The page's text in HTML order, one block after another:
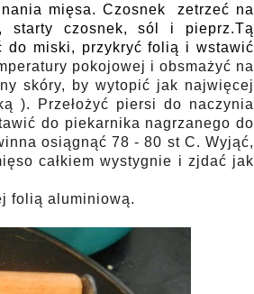
mięsa. Czosnek zetrzeć na
starty czosnek, sól i pieprz.Tą
do miski, przykryć folią i wstawić
pokojowej i obsmażyć na
skóry, by wytopić jak najwięcej
). Przełożyć piersi do naczynia
do piekarnika nagrzanego do
osiągnąć 78 - 80 st C. Wyjąć,
całkiem wystygnie i zjdać jak
folią aluminiową.